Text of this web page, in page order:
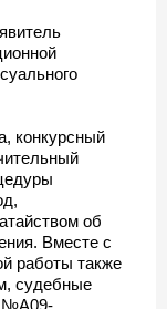
конкурсный
об
Вместе с
работы также
судебные
№А09-